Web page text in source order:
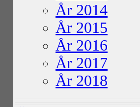
År 2014
År 2015
År 2016
År 2017
År 2018